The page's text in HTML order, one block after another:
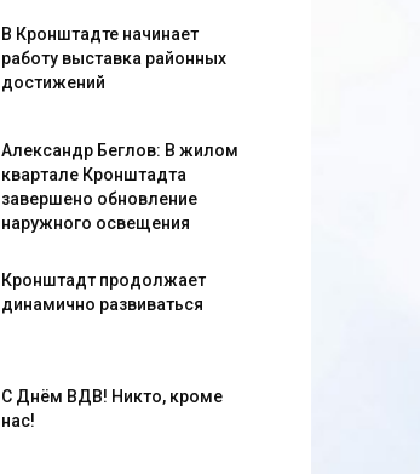
В Кронштадте начинает
работу выставка районных
достижений
Александр Беглов: В жилом
квартале Кронштадта
завершено обновление
наружного освещения
Кронштадт продолжает
динамично развиваться
С Днём ВДВ! Никто, кроме
нас!